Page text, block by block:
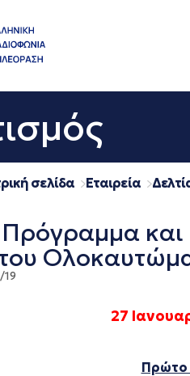
σελίδα Εταιρεία
και
19
27
Πρώτο